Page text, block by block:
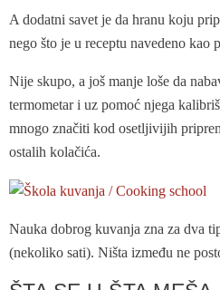
A dodatni savet je da hranu koju
nego što je u receptu navedeno kao
Nije skupo, a još manje loše da
termometar i uz pomoć njega
mnogo značiti kod osetljivijih
ostalih kolačića.
Nauka dobrog kuvanja zna za dva
(nekoliko sati). Ništa između ne